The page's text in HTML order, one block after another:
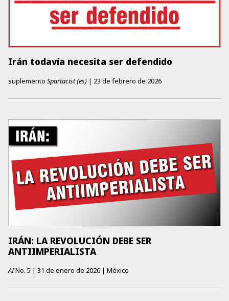
Irán todavía necesita ser defendido
suplemento Spartacist (es) | 23 de febrero de 2026
IRÁN: LA REVOLUCIÓN DEBE SER
ANTIIMPERIALISTA
AINo. 5 | 31 de enero de 2026 | México